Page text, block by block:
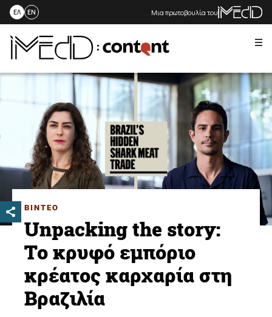
Skip
content
ΕΛ EN Μια πρωτοβουλία του
ΒΙΝΤΕΟ
Unpacking the story:
Το κρυφό εμπόριο
κρέατος καρχαρία στη
Βραζιλία